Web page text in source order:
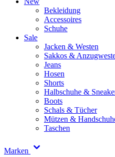
Bekleidung
Accessoires
Schuhe
Sale
Jacken & Westen
Sakkos &
Jeans
Hosen
Shorts
Halbschuhe &
Boots
Schals & Tücher
Mützen &
Taschen
Marken